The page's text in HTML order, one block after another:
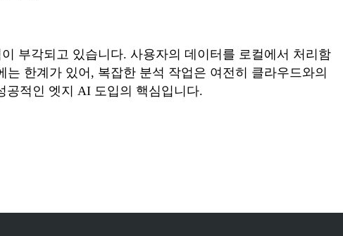
부각되고 있습니다. 사용자의 데이터를 로컬에서 처리함
한계가 있어, 복잡한 분석 작업은 여전히 클라우드와의
공적인 엣지 AI 도입의 핵심입니다.